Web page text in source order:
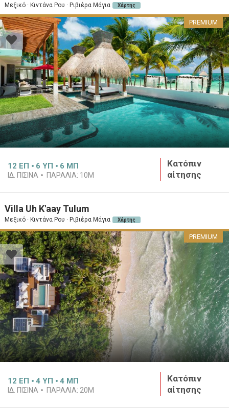
Μεξικό · Κιντάνα Ρου · Ριβιέρα Μάγια Χάρτης
PREMIUM
12 ΕΠ 6 ΥΠ 6 ΜΠ
ΙΔ. ΠΙΣΊΝΑ ΠΑΡΑΛΊΑ: 10M
Κατόπιν
αίτησης
Villa Uh K'aay Tulum
Μεξικό · Κιντάνα Ρου · Ριβιέρα Μάγια Χάρτης
PREMIUM
12 ΕΠ 4 ΥΠ 4 ΜΠ
ΙΔ. ΠΙΣΊΝΑ ΠΑΡΑΛΊΑ: 20M
Κατόπιν
αίτησης